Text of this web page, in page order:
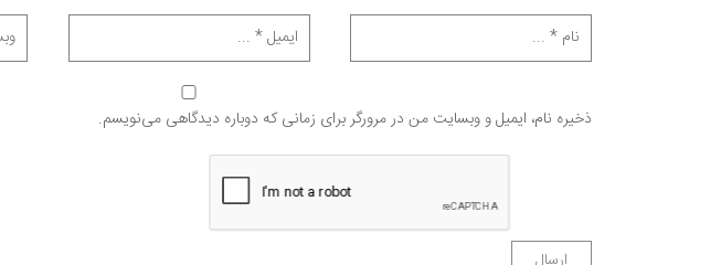
ذخیره نام، ایمیل و وبسایت من در مرورگر برای زمانی که دوباره دیدگاهی می‌نویسم.